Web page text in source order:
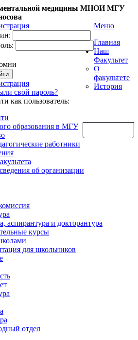
медицины МНОИ МГУ
свой пароль?
как пользователь:
Меню
Главная
Наш
Факультет
О
факультете
История
образования в МГУ
работники
об организации
аспирантура и докторантура
курсы
для школьников
отдел